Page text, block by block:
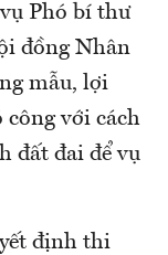
Phó bí thư
đồng Nhân
mẫu, lợi
công với cách
đất đai để vụ
định thi